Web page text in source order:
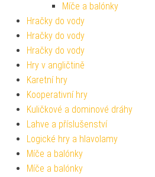
Míče a balónky
Hračky do vody
Hračky do vody
Hračky do vody
Hry v angličtině
Karetní hry
Kooperativní hry
Kuličkové a dominové dráhy
Lahve a příslušenství
Logické hry a hlavolamy
Míče a balónky
Míče a balónky